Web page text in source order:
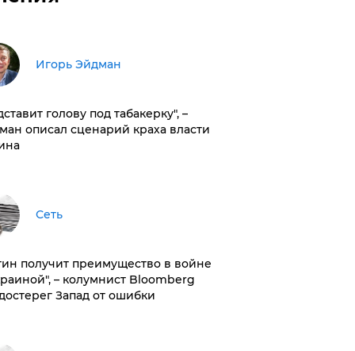
Игорь Эйдман
голову под табакерку", –
описал сценарий краха власти
Сеть
получит преимущество в войне
– колумнист Bloomberg
Запад от ошибки